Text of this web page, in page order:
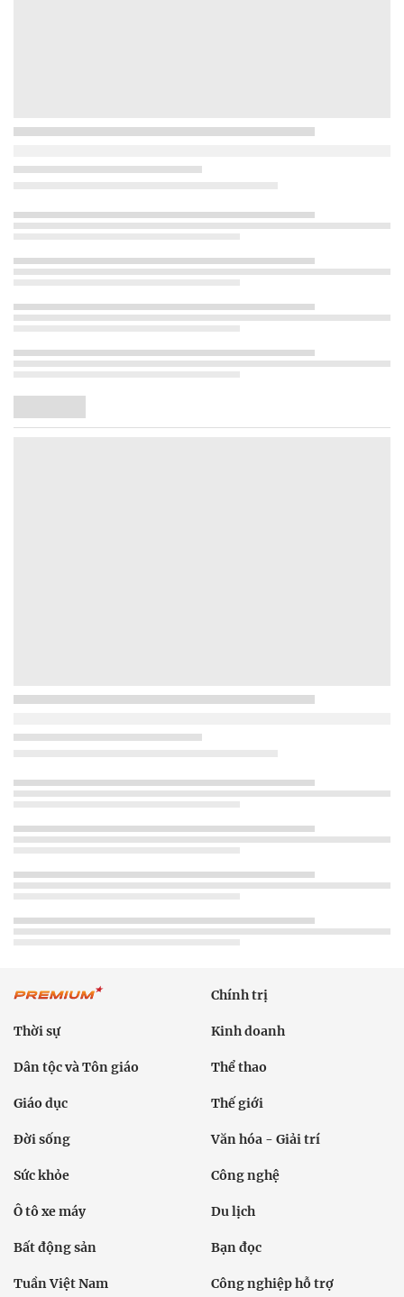
Chính trị
Thời sự Kinh doanh
Dân tộc và Tôn giáo Thể thao
Giáo dục Thế giới
Đời sống Văn hóa - Giải trí
Sức khỏe Công nghệ
Ô tô xe máy Du lịch
Bất động sản Bạn đọc
Tuần Việt Nam Công nghiệp hỗ trợ